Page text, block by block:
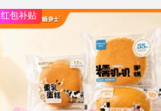
红包补贴